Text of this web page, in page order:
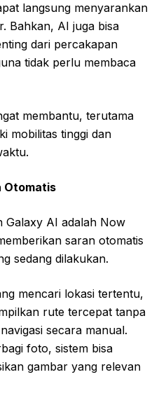
langsung menyarankan
Bahkan, AI juga bisa
dari percakapan
tidak perlu membaca
membantu, terutama
mobilitas tinggi dan
Otomatis
Galaxy AI adalah Now
saran otomatis
sedang dilakukan.
mencari lokasi tertentu,
rute tercepat tanpa
secara manual.
foto, sistem bisa
gambar yang relevan